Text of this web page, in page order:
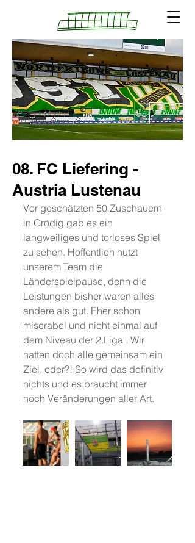
08. FC Liefering -
Austria Lustenau
Vor geschätzten 50 Zuschauern
in Grödig gab es ein
langweiliges und torloses Spiel
zu sehen. Hoffentlich nutzt
unserem Team die
Länderspielpause, denn die
Leistungen bisher waren alles
andere als gut. Eher schon
miserabel und nicht einmal auf
dem Niveau der 2.Liga . Wir
hatten doch alle gemeinsam ein
Ziel, oder?! So wird das definitiv
nichts und es braucht immer
noch Veränderungen aller Art.